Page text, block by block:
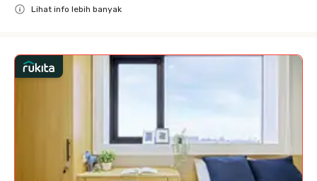
Lihat info lebih banyak